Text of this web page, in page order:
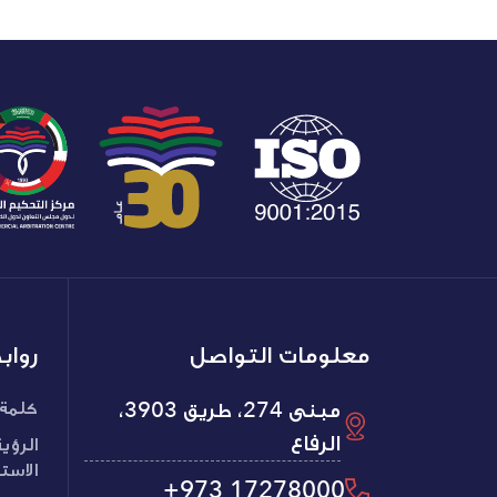
معلومات التواصل
مبنى 274، طريق 3903،
الرفاع
+973 17278000